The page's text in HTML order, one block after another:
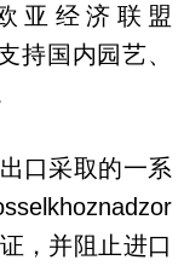
亚经济联盟
持国内园艺、
口采取的一系
，并阻止进口